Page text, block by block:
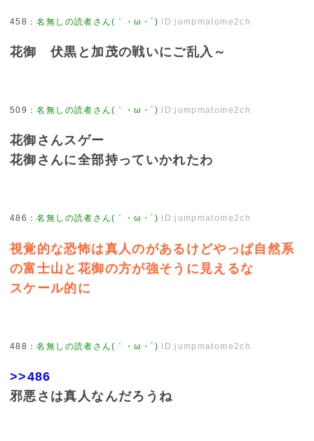
458 ：名無しの読者さん(｀・ω・´) ID:jumpmatome2ch
花御 伏黒と加茂の戦いにご乱入～
509 ：名無しの読者さん(｀・ω・´) ID:jumpmatome2ch
花御さんスゲー
花御さんに全部持っていかれたわ
486 ：名無しの読者さん(｀・ω・´) ID:jumpmatome2ch
視覚的な恐怖は真人のがあるけどやっぱ自然系
の富士山と花御の方が強そうに見えるな
スケール的に
488 ：名無しの読者さん(｀・ω・´) ID:jumpmatome2ch
>>486
邪悪さは真人なんだろうね